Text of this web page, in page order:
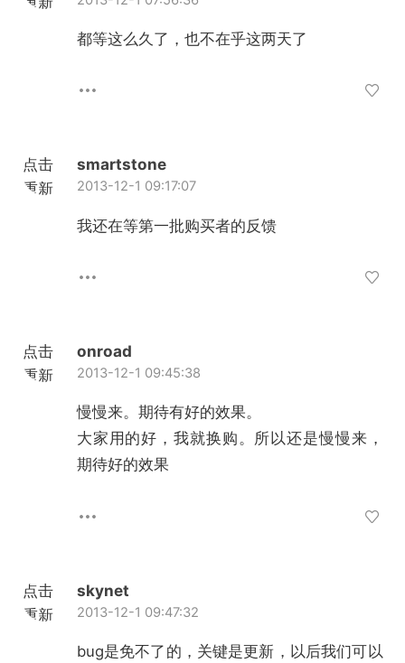
都等这么久了，也不在乎这两天了
点击
重新
smartstone
2013-12-1 09:17:07
我还在等第一批购买者的反馈
点击
重新
onroad
2013-12-1 09:45:38
慢慢来。期待有好的效果。
大家用的好，我就换购。所以还是慢慢来，
期待好的效果
点击
重新
skynet
2013-12-1 09:47:32
bug是免不了的，关键是更新，以后我们可以